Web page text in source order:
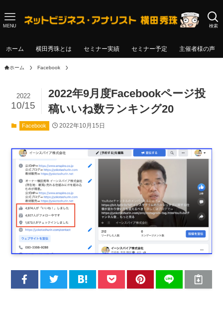
検索
MENU
ホーム 横田秀珠とは セミナー実績 セミナー予定 主催者様の声
ホーム Facebook
2022年9月度Facebookページ投
稿いいね数ランキング20
2022
10/15
Facebook 2022年10月15日